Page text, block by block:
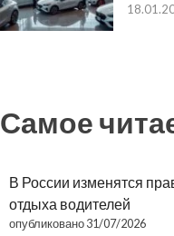
Самое
В России изменятся
отдыха водителей
опубликовано 31/07/2026